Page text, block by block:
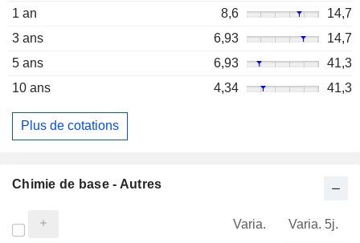
1 an
8,6
14,7
3 ans
6,93
14,7
5 ans
6,93
41,3
10 ans
4,34 41,3
Plus de cotations
Chimie de base - Autres
Varia. Varia. 5j.